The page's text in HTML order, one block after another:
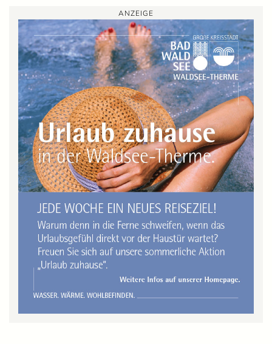
ANZEIGE